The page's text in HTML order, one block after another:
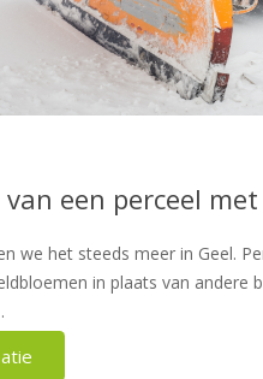
een perceel
we het steeds meer in Geel.
in plaats van andere